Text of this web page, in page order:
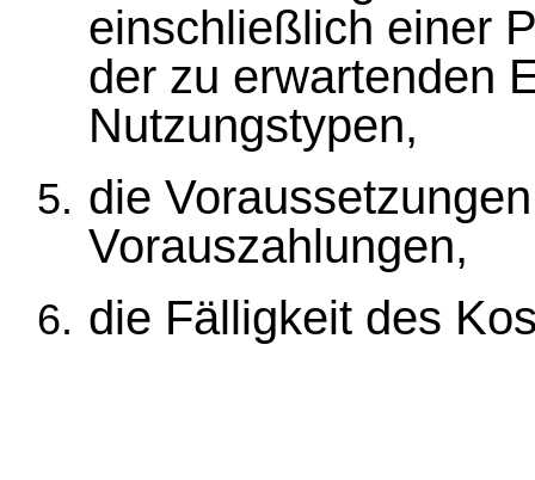
einschließlich einer
der zu erwartenden
Nutzungstypen,
die
Vorauszahlungen,
die Fälligkeit des